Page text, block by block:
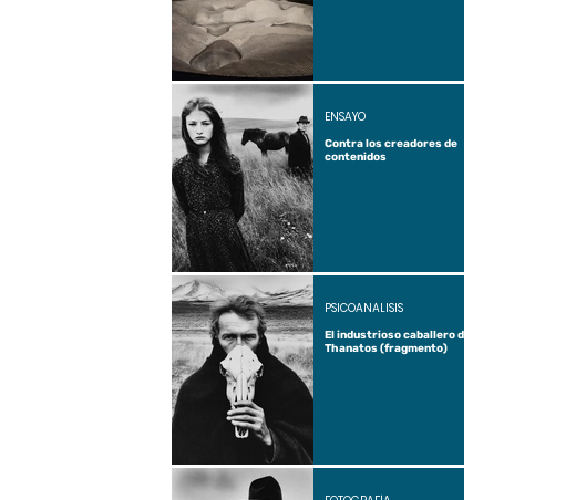
Contra los creadores de
contenidos
ENSAYO
El industrioso caballero de
Thanatos (fragmento)
PSICOANÁLISIS